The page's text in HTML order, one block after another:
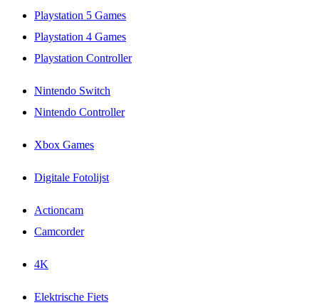
Playstation 5 Games
Playstation 4 Games
Playstation Controller
Nintendo Switch
Nintendo Controller
Xbox Games
Digitale Fotolijst
Actioncam
Camcorder
4K
Elektrische Fiets